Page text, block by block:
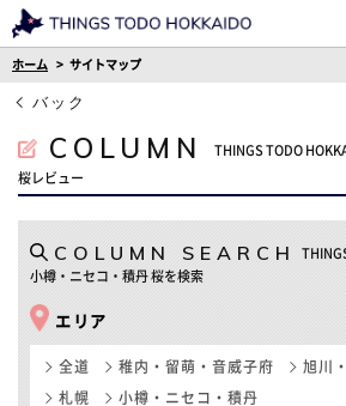
ホーム サイトマップ
バック
COLUMN THINGS TODO
桜レビュー
COLUMN SEARCH
小樽・ニセコ・積丹 桜を検索
エリア
全道 稚内・留萌・音威子府 旭川
札幌 小樽・ニセコ・積丹